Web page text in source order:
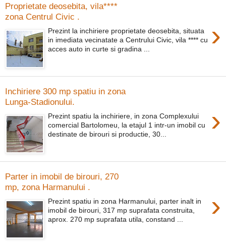
Proprietate deosebita, vila****
zona Centrul Civic .
›
Prezint la inchiriere proprietate deosebita, situata
in imediata vecinatate a Centrului Civic, vila **** cu
acces auto in curte si gradina ...
Inchiriere 300 mp spatiu in zona
Lunga-Stadionului.
›
Prezint spatiu la inchiriere, in zona Complexului
comercial Bartolomeu, la etajul 1 intr-un imobil cu
destinate de birouri si productie, 30...
Parter in imobil de birouri, 270
mp, zona Harmanului .
›
Prezint spatiu in zona Harmanului, parter inalt in
imobil de birouri, 317 mp suprafata construita,
aprox. 270 mp suprafata utila, constand ...